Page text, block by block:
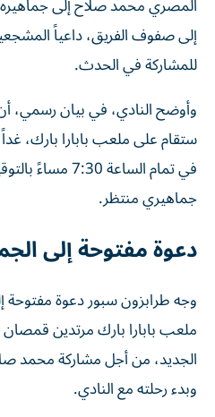
إلى صفوف الفريق، داعياً
للمشاركة في الحدث.
وأوضح النادي، في بيان رسمي،
في تمام
جماهيري منتظر.
دعوة مفتوحة إلى
وجه طرابزون سبور دعوة مفتوحة
ملعب بابارا بارك مرتدين
الجديد، من أجل مشاركة محمد
وبدء رحلته مع النادي.